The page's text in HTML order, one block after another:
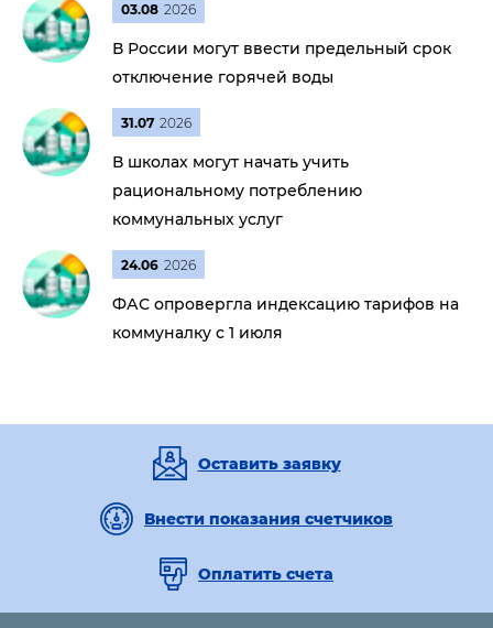
03.08 2026
В России могут ввести предельный срок
отключение горячей воды
31.07 2026
В школах могут начать учить
рациональному потреблению
коммунальных услуг
24.06 2026
ФАС опровергла индексацию тарифов на
коммуналку с 1 июля
Оставить заявку
Внести показания счетчиков
Оплатить счета